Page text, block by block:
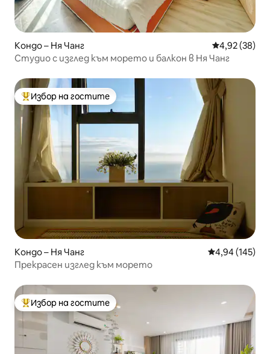
Кондо – Ня Чанг Средна
4,92 (38)
Студио с изглед към морето и балкон в Ня Чанг
Най-популярен избор на гостите
Избор на гостите
Кондо – Ня Чанг Средна
4,94 (145)
Прекрасен изглед към морето
Най-популярен избор на гостите
Избор на гостите